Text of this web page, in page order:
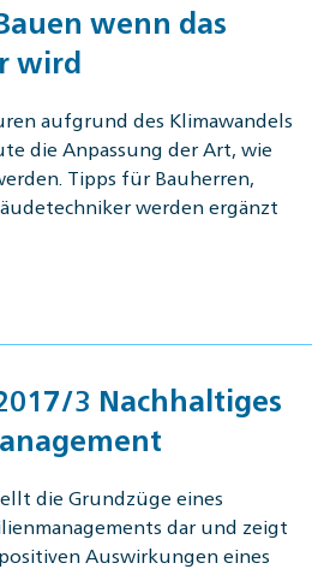
wenn das
wird
aufgrund des Klimawandels
die Anpassung der Art, wie
Tipps für Bauherren,
werden ergänzt
3 Nachhaltiges
die Grundzüge eines
dar und zeigt
Auswirkungen eines